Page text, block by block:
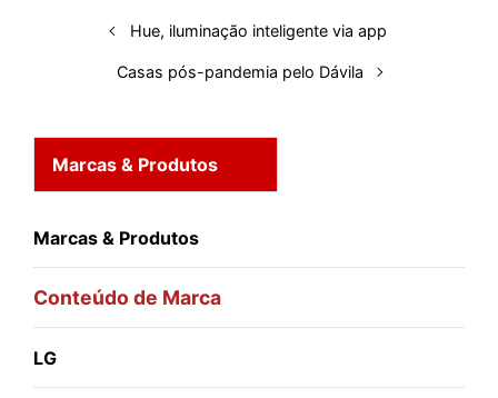
t
Hue, iluminação inteligente via app
Casas pós-pandemia pelo Dávila
Marcas & Produtos
Marcas & Produtos
Conteúdo de Marca
LG